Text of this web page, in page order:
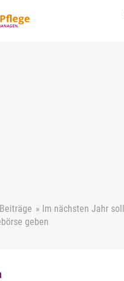
» Im nächsten Jahr
geben